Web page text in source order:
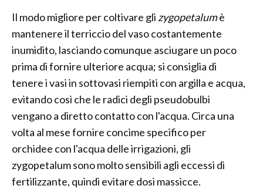
Il modo migliore per coltivare gli zygopetalumè
mantenere il terriccio del vaso costantemente
inumidito, lasciando comunque asciugare un poco
prima di fornire ulteriore acqua; si consiglia di
tenere i vasi in sottovasi riempiti con argilla e acqua,
evitando così che le radici degli pseudobulbi
vengano a diretto contatto con l'acqua. Circa una
volta al mese fornire concime specifico per
orchidee con l'acqua delle irrigazioni, gli
zygopetalum sono molto sensibili agli eccessi di
fertilizzante, quindi evitare dosi massicce.